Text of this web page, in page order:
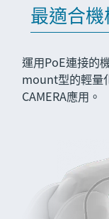
最適合機
運用PoE連接的
mount型的輕量
CAMERA應用。